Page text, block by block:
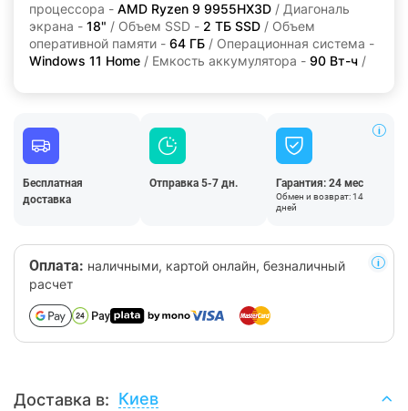
процессора - AMD Ryzen 9 9955HX3D / Диагональ
экрана - 18" / Объем SSD - 2 ТБ SSD / Объем
оперативной памяти - 64 ГБ / Операционная система -
Windows 11 Home / Емкость аккумулятора - 90 Вт-ч /
Бесплатная
доставка
Отправка 5-7 дн. Гарантия: 24 мес
Обмен и возврат: 14
дней
Оплата: наличными, картой онлайн, безналичный
расчет
Доставка в: Киев